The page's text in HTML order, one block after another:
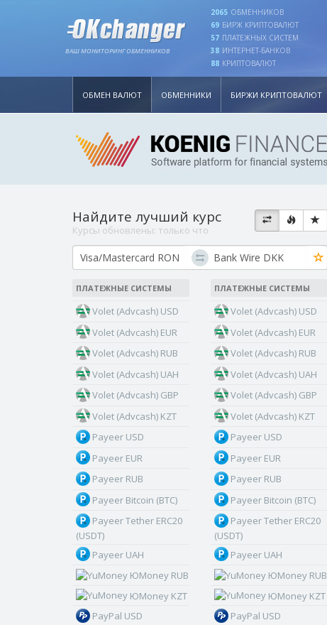
ВАШ МОНИТОРИНГ ОБМЕННИКОВ
2065 ОБМЕННИКОВ
69 БИРЖ КРИПТОВАЛЮТ
57 ПЛАТЕЖНЫХ СИСТЕМ
38 ИНТЕРНЕТ-БАНКОВ
88 КРИПТОВАЛЮТ
ОБМЕН ВАЛЮТ ОБМЕННИКИ БИРЖИ КРИПТОВАЛЮТ
Найдите лучший курс
Курсы обновлены: только что
ПЛАТЕЖНЫЕ СИСТЕМЫ
Volet (Advcash) USD
Volet (Advcash) EUR
Volet (Advcash) RUB
Volet (Advcash) UAH
Volet (Advcash) GBP
Volet (Advcash) KZT
Payeer USD
Payeer EUR
Payeer RUB
Payeer Bitcoin (BTC)
Payeer Tether ERC20
(USDT)
Payeer UAH
ЮMoney RUB
ЮMoney KZT
PayPal USD
ПЛАТЕЖНЫЕ СИСТЕМЫ
Volet (Advcash) USD
Volet (Advcash) EUR
Volet (Advcash) RUB
Volet (Advcash) UAH
Volet (Advcash) GBP
Volet (Advcash) KZT
Payeer USD
Payeer EUR
Payeer RUB
Payeer Bitcoin (BTC)
Payeer Tether ERC20
(USDT)
Payeer UAH
ЮMoney RUB
ЮMoney KZT
PayPal USD